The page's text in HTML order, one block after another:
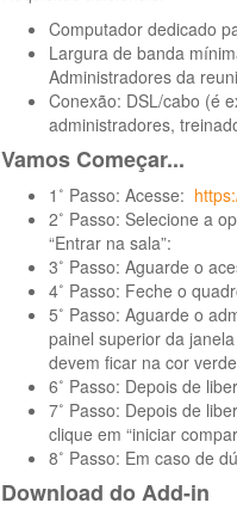
Computador dedicado
Largura de banda
Administradores da
Conexão: DSL/cabo (é
administradores,
Vamos Começar...
1˚ Passo: Acesse:
2˚ Passo: Selecione a
“Entrar na sala”:
3˚ Passo: Aguarde o
4˚ Passo: Feche o
5˚ Passo: Aguarde o
painel superior da
devem ficar na cor
6˚ Passo: Depois de
7˚ Passo: Depois de
clique em “iniciar
8˚ Passo: Em caso de
Download do Add-in